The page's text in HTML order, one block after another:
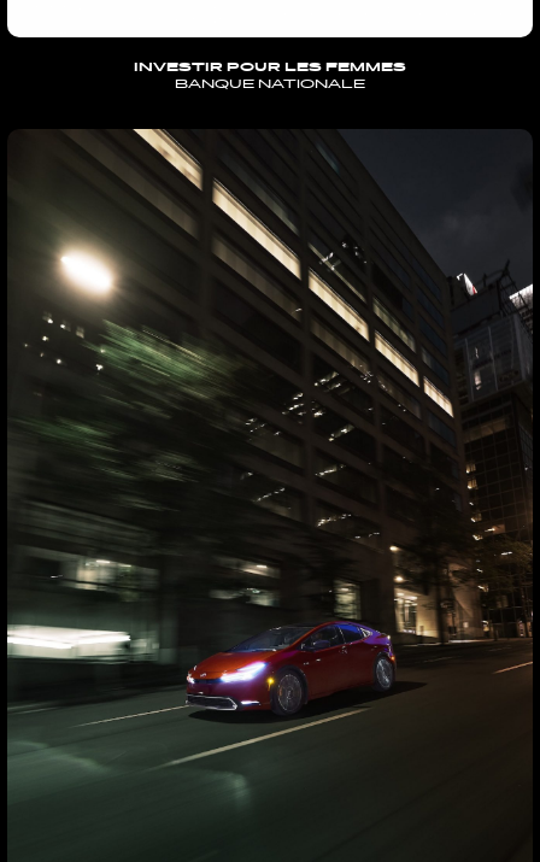
INVESTIR POUR LES FEMMES
BANQUE NATIONALE